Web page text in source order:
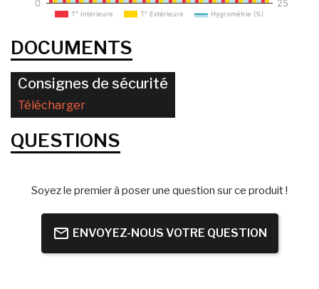
T° Intérieure T° Extérieure Hygrométrie (%)
0 25
DOCUMENTS
Consignes de sécurité
Télécharger
QUESTIONS
Soyez le premier à poser une question sur ce produit !
ENVOYEZ-NOUS VOTRE QUESTION